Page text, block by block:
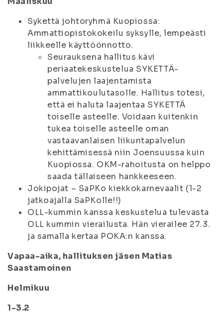
Sykettä johtoryhmä Kuopiossa:
Ammattiopistokokeilu syksylle, lempeästi
liikkeelle käyttöönnotto.
Seurauksena hallitus kävi
periaatekeskustelua SYKETTÄ-
palvelujen laajentamista
ammattikoulutasolle. Hallitus totesi,
että ei haluta laajentaa SYKETTÄ
toiselle asteelle. Voidaan kuitenkin
tukea toiselle asteelle oman
vastaavanlaisen liikuntapalvelun
kehittämisessä niin Joensuussa kuin
Kuopiossa. OKM-rahoitusta on helppo
saada tällaiseen hankkeeseen.
Jokipojat – SaPKo kiekkokarnevaalit (1-2
jatkoajalla SaPKolle!!)
OLL-kummin kanssa keskustelua tulevasta
OLL kummin vierailusta. Hän vierailee 27.3.
ja samalla kertaa POKA:n kanssa.
Vapaa-aika, hallituksen jäsen Matias
Saastamoinen
Helmikuu
1-3.2